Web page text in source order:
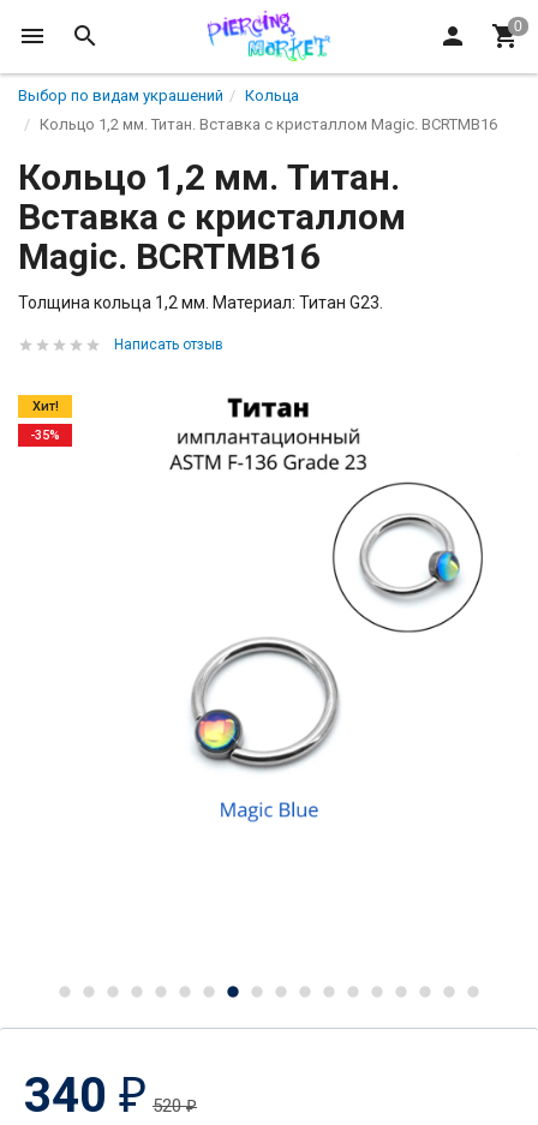
Выбор по видам украшений
Кольца
Кольцо 1,2 мм. Титан. Вставка с кристаллом Magic. BCRTMB16
Кольцо 1,2 мм. Титан.
Вставка с кристаллом
Magic. BCRTMB16
Толщина кольца 1,2 мм. Материал: Титан G23.
Написать отзыв
Хит!
-35%
340 ₽ 520₽